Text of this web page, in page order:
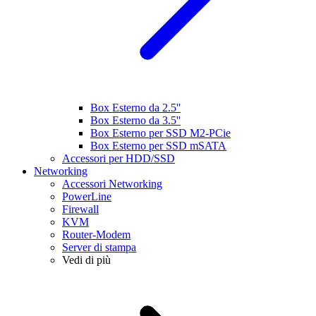
Box Esterno da 2.5''
Box Esterno da 3.5''
Box Esterno per SSD M2-PCie
Box Esterno per SSD mSATA
Accessori per HDD/SSD
Networking
Accessori Networking
PowerLine
Firewall
KVM
Router-Modem
Server di stampa
Vedi di più